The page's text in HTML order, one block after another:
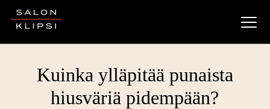
Salon Klipsi
Kuinka ylläpitää punaista
hiusväriä pidempään?